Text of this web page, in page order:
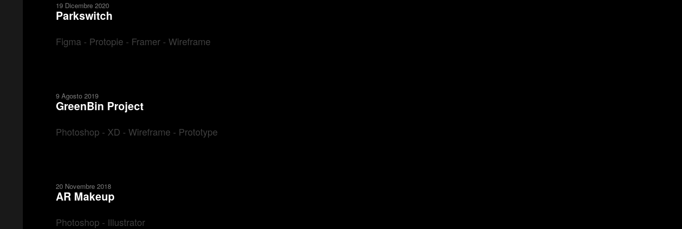
19 Dicembre 2020
Parkswitch
Figma - Protopie - Framer - Wireframe
9 Agosto 2019
GreenBin Project
Photoshop - XD - Wireframe - Prototype
20 Novembre 2018
AR Makeup
Photoshop - Illustrator